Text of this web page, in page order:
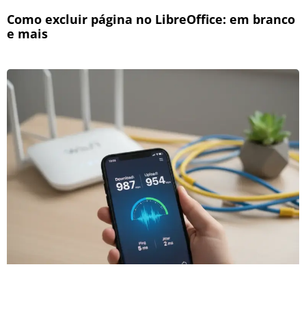
Como excluir página no LibreOffice: em branco
e mais